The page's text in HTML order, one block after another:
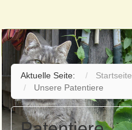
Aktuelle Seite: Startseite
Unsere Patentiere